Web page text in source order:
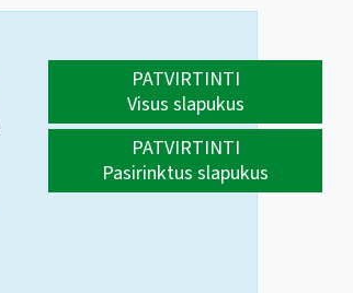
PATVIRTINTI
Visus slapukus
PATVIRTINTI
Pasirinktus slapukus